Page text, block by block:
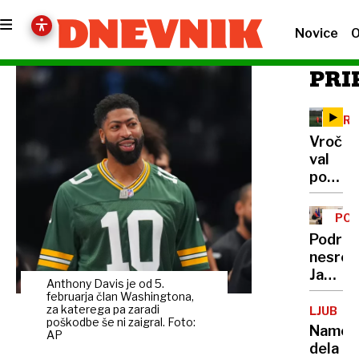
Novice
Anthony Davis je od 5.
februarja član Washingtona,
za katerega pa zaradi
poškodbe še ni zaigral. Foto:
AP
val
polni
samo
včeraj
trije
letos
že
Janša
med
prvimi
pisal
dela